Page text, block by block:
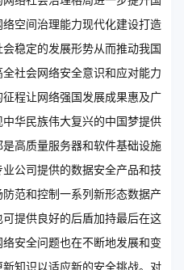
空间治理能力现代化建设打造
稳定的发展形势从而推动我国
社会网络安全意识和应对能力
程让网络强国发展成果惠及广
华民族伟大复兴的中国梦提供
高质量服务器和软件基础设施
公司提供的数据安全产品和技
范和控制一系列新形态数据产
提供良好的后盾加持最后在这
安全问题也在不断地发展和变
知识以适应新的安全挑战。对